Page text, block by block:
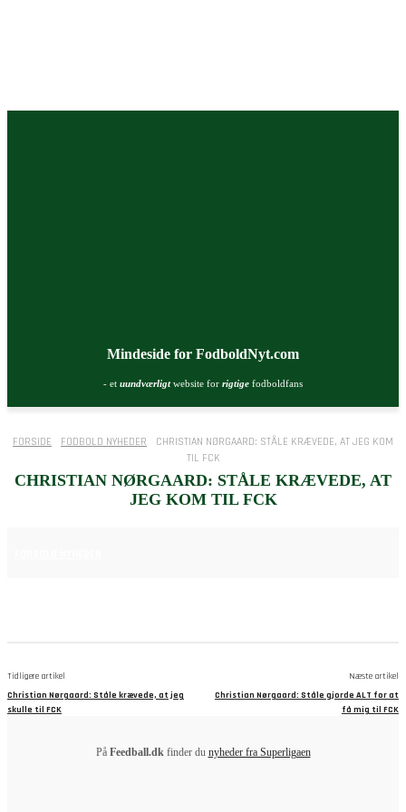
Mindeside for FodboldNyt.com
- et uundværligtwebsite for rigtige fodboldfans
FORSIDE FODBOLD NYHEDER
CHRISTIAN NØRGAARD: STÅLE KRÆVEDE, AT JEG KOM
TIL FCK
CHRISTIAN NØRGAARD: STÅLE KRÆVEDE, AT
JEG KOM TIL FCK
Tidligere artikel
Christian Nørgaard: Ståle krævede, at jeg
skulle til FCK
Næste artikel
Christian Nørgaard: Ståle gjorde ALT for at
få mig til FCK
På Feedball.dkfinder du nyheder fra Superligaen